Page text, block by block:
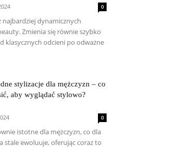
0
najbardziej dynamicznych
Zmienia się równie szybko
klasycznych odcieni po odważne
stylizacje dla mężczyzn – co
aby wyglądać stylowo?
0
istotne dla mężczyzn, co dla
stale ewoluuje, oferując coraz to